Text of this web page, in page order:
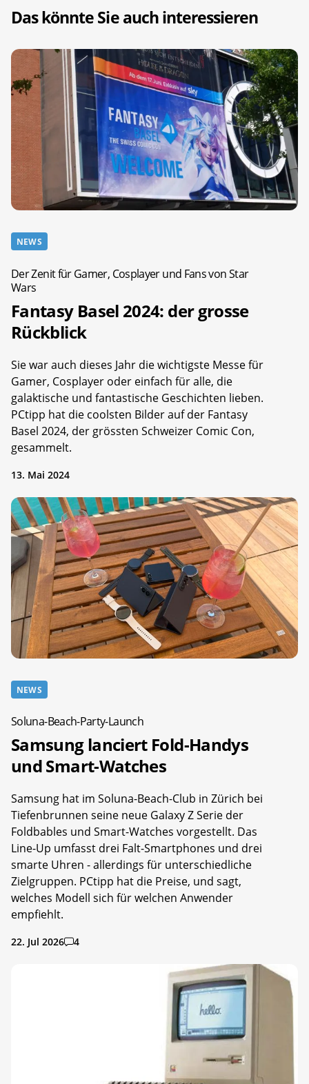
Das könnte Sie auch interessieren
NEWS
Der Zenit für Gamer, Cosplayer und Fans von Star
Wars
Fantasy Basel 2024: der grosse
Rückblick
Sie war auch dieses Jahr die wichtigste Messe für
Gamer, Cosplayer oder einfach für alle, die
galaktische und fantastische Geschichten lieben.
PCtipp hat die coolsten Bilder auf der Fantasy
Basel 2024, der grössten Schweizer Comic Con,
gesammelt.
13. Mai 2024
NEWS
Soluna-Beach-Party-Launch
Samsung lanciert Fold-Handys
und Smart-Watches
Samsung hat im Soluna-Beach-Club in Zürich bei
Tiefenbrunnen seine neue Galaxy Z Serie der
Foldbables und Smart-Watches vorgestellt. Das
Line-Up umfasst drei Falt-Smartphones und drei
smarte Uhren - allerdings für unterschiedliche
Zielgruppen. PCtipp hat die Preise, und sagt,
welches Modell sich für welchen Anwender
empfiehlt.
22. Jul 2026 4